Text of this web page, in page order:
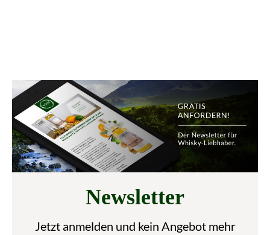
Newsletter
Jetzt anmelden und kein Angebot mehr